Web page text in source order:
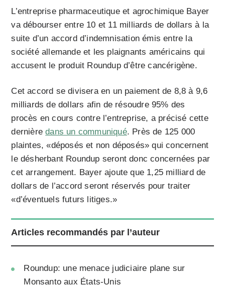
L’entreprise pharmaceutique et agrochimique Bayer
va débourser entre 10 et 11 milliards de dollars à la
suite d’un accord d’indemnisation émis entre la
société allemande et les plaignants américains qui
accusent le produit Roundup d’être cancérigène.
Cet accord se divisera en un paiement de 8,8 à 9,6
milliards de dollars afin de résoudre 95% des
procès en cours contre l’entreprise, a précisé cette
dernièredans un communiqué. Près de 125 000
plaintes, «déposés et non déposés» qui concernent
le désherbant Roundup seront donc concernées par
cet arrangement. Bayer ajoute que 1,25 milliard de
dollars de l’accord seront réservés pour traiter
«d’éventuels futurs litiges.»
Articles recommandés par l’auteur
Roundup: une menace judiciaire plane sur
Monsanto aux États-Unis